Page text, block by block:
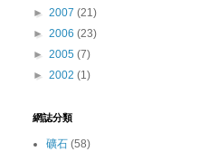
► 2007 (21)
► 2006 (23)
► 2005 (7)
► 2002 (1)
網誌分類
礦石 (58)